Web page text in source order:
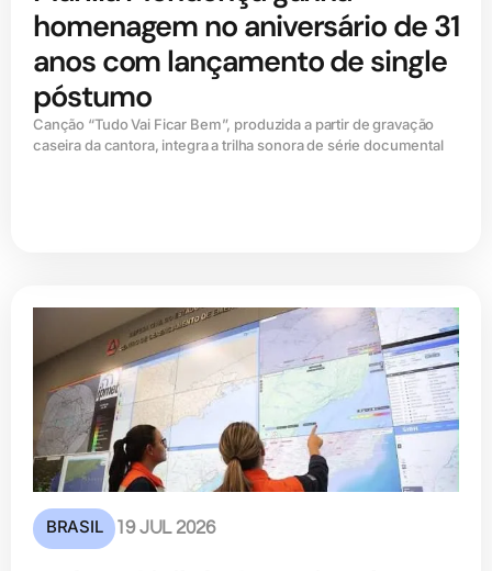
homenagem no aniversário de 31
anos com lançamento de single
póstumo
Canção “Tudo Vai Ficar Bem”, produzida a partir de gravação
caseira da cantora, integra a trilha sonora de série documental
BRASIL 19 JUL 2026